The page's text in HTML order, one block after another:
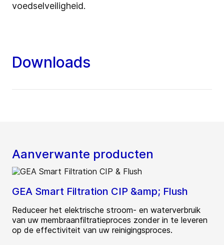
voedselveiligheid.
Downloads
Aanverwante producten
GEA Smart Filtration CIP &amp; Flush
Reduceer het elektrische stroom- en waterverbruik
van uw membraanfiltratieproces zonder in te leveren
op de effectiviteit van uw reinigingsproces.